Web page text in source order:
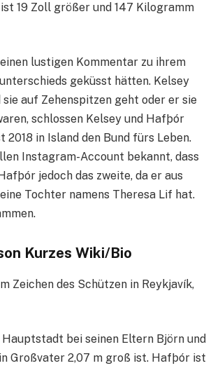
19 Zoll größer und 147 Kilogramm
lustigen Kommentar zu ihrem
geküsst hätten. Kelsey
auf Zehenspitzen geht oder er sie
schlossen Kelsey und Hafþór
in Island den Bund fürs Leben.
Instagram-Account bekannt, dass
jedoch das zweite, da er aus
Tochter namens Theresa Lif hat.
Kurzes Wiki/Bio
Zeichen des Schützen in Reykjavík,
bei seinen Eltern Björn und
Großvater 2,07 m groß ist. Hafþór ist